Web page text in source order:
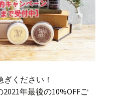
ぎください！
年最後の10%OFFご